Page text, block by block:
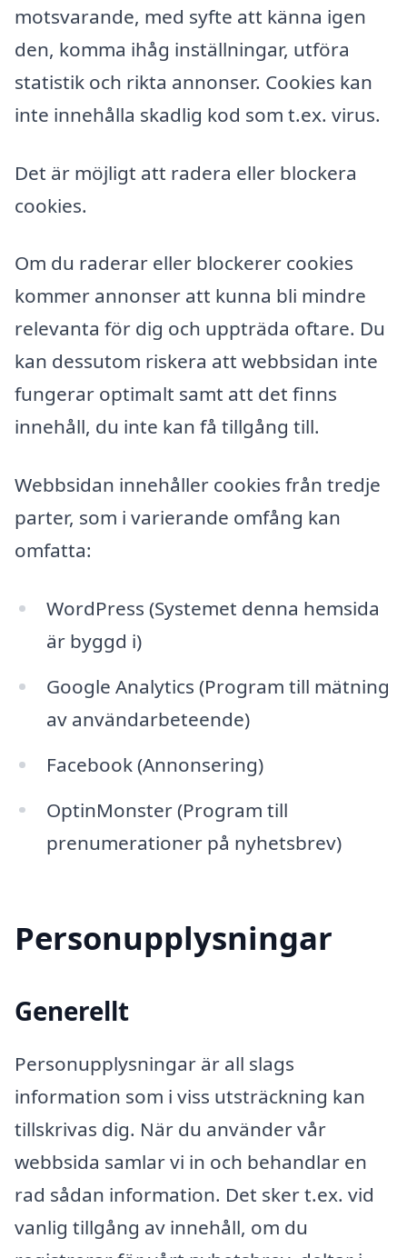
motsvarande, med syfte att känna igen
den, komma ihåg inställningar, utföra
statistik och rikta annonser. Cookies kan
inte innehålla skadlig kod som t.ex. virus.
Det är möjligt att radera eller blockera
cookies.
Om du raderar eller blockerer cookies
kommer annonser att kunna bli mindre
relevanta för dig och uppträda oftare. Du
kan dessutom riskera att webbsidan inte
fungerar optimalt samt att det finns
innehåll, du inte kan få tillgång till.
Webbsidan innehåller cookies från tredje
parter, som i varierande omfång kan
omfatta:
WordPress (Systemet denna hemsida
är byggd i)
Google Analytics (Program till mätning
av användarbeteende)
Facebook (Annonsering)
OptinMonster (Program till
prenumerationer på nyhetsbrev)
Personupplysningar
Generellt
Personupplysningar är all slags
information som i viss utsträckning kan
tillskrivas dig. När du använder vår
webbsida samlar vi in och behandlar en
rad sådan information. Det sker t.ex. vid
vanlig tillgång av innehåll, om du